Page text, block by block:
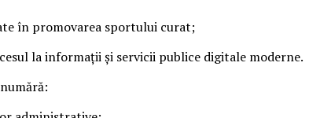
în promovarea sportului curat;
la informații și servicii publice digitale moderne.